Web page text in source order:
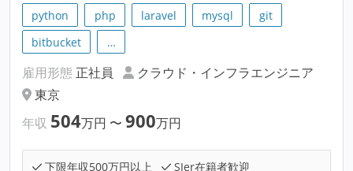
python php laravel mysql
git
bitbucket
…
雇用形態 正社員
クラウド・インフラエンジニア
東京
年収 504万円 〜 900万円
下限年収500万円以上
SIer在籍者歓迎